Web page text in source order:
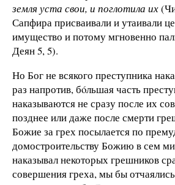
земля уста свои, и поглотила их
Сапфира присваивали и утаивали
имущество и потому мгновенно
Деян 5, 5).
Но Бог не всякого преступника
раз напротив, бóльшая часть
наказываются не сразу после их
позднее или даже после смерти
Божие за грех посылается по
домостроительству Божию в сем
наказывал некоторых грешников
совершения греха, мы бы